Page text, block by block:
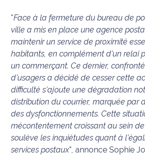
National
International
Défense
Municipales
Contenus
Partenaires
"Face à la fermeture du bureau de
ville a mis en place une agence
maintenir un service de proximité
habitants, en complément d’un relai
un commerçant. Ce dernier,
d’usagers a décidé de cesser cette
difficulté s’ajoute une dégradation
distribution du courrier, marquée par
des dysfonctionnements. Cette
mécontentement croissant au sein
soulève les inquiétudes quant à
services postaux", annonce Sophie